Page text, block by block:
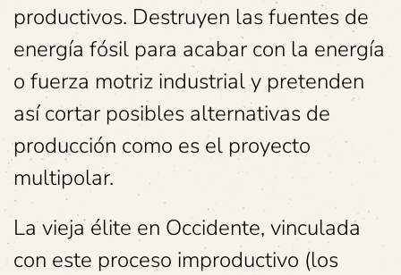
productivos. Destruyen las fuentes de
energía fósil para acabar con la energía
o fuerza motriz industrial y pretenden
así cortar posibles alternativas de
producción como es el proyecto
multipolar.
La vieja élite en Occidente, vinculada
con este proceso improductivo (los